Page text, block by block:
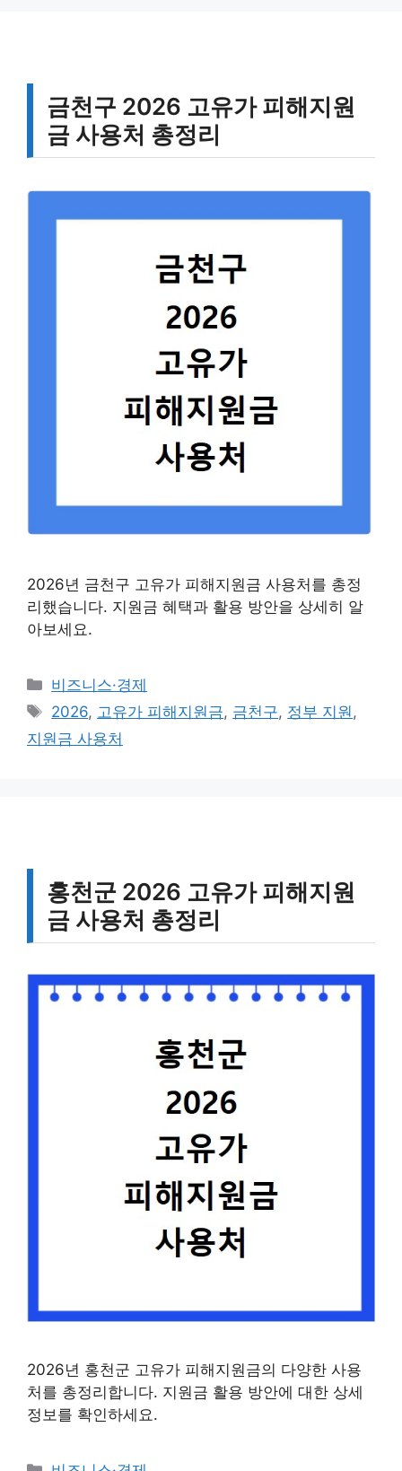
금천구 2026 고유가 피해지원
금 사용처 총정리
2026년 금천구 고유가 피해지원금 사용처를 총정
리했습니다. 지원금 혜택과 활용 방안을 상세히 알
아보세요.
카
테
리
비즈니스·경제
태
그
2026, 고유가 피해지원금, 금천구, 정부 지원,
지원금 사용처
홍천군 2026 고유가 피해지원
금 사용처 총정리
2026년 홍천군 고유가 피해지원금의 다양한 사용
처를 총정리합니다. 지원금 활용 방안에 대한 상세
정보를 확인하세요.
카